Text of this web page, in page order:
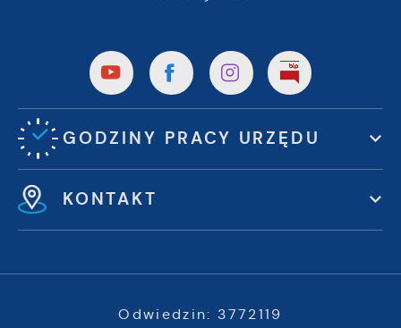
GODZINY PRACY URZĘDU
KONTAKT
Odwiedzin: 3772119